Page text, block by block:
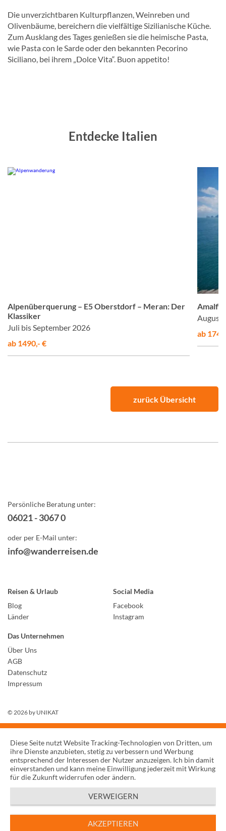
Die unverzichtbaren Kulturpflanzen, Weinreben und
Olivenbäume, bereichern die vielfältige Sizilianische Küche.
Zum Ausklang des Tages genießen sie die heimische Pasta,
wie Pasta con le Sarde oder den bekannten Pecorino
Siciliano, bei ihrem „Dolce Vita“. Buon appetito!
Entdecke Italien
Alpenüberquerung – E5 Oberstdorf – Meran: Der
Klassiker
Juli bis September 2026
ab 1490,- €
Amalfis
August
ab
zurück Übersicht
Persönliche Beratung unter:
06021 - 3067 0
oder per E-Mail unter:
info@wanderreisen.de
Reisen & Urlaub
Blog
Länder
Social Media
Facebook
Instagram
Das Unternehmen
Über Uns
AGB
Datenschutz
Impressum
© 2026 by UNIKAT
Diese Seite nutzt Website Tracking-Technologien von Dritten, um
ihre Dienste anzubieten, stetig zu verbessern und Werbung
entsprechend der Interessen der Nutzer anzuzeigen. Ich bin damit
einverstanden und kann meine Einwilligung jederzeit mit Wirkung
für die Zukunft widerrufen oder ändern.
VERWEIGERN
AKZEPTIEREN